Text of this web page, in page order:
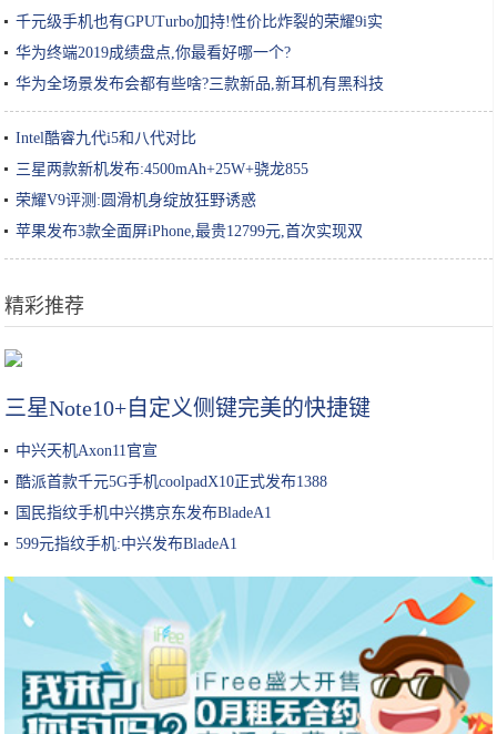
千元级手机也有GPUTurbo加持!性价比炸裂的荣耀9i实
华为终端2019成绩盘点,你最看好哪一个?
华为全场景发布会都有些啥?三款新品,新耳机有黑科技
Intel酷睿九代i5和八代对比
三星两款新机发布:4500mAh+25W+骁龙855
荣耀V9评测:圆滑机身绽放狂野诱惑
苹果发布3款全面屏iPhone,最贵12799元,首次实现双
精彩推荐
三星Note10+自定义侧键完美的快捷键
中兴天机Axon11官宣
酷派首款千元5G手机coolpadX10正式发布1388
国民指纹手机中兴携京东发布BladeA1
599元指纹手机:中兴发布BladeA1